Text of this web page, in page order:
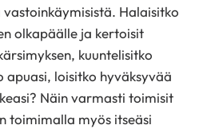
Halaisitko
olkapäälle ja kertoisit
kuuntelisitko
loisitko hyväksyvää
Näin varmasti toimisit
toimimalla myös itseäsi